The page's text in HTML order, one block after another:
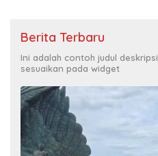
Berita Terbaru
Ini adalah contoh judul
sesuaikan pada widget